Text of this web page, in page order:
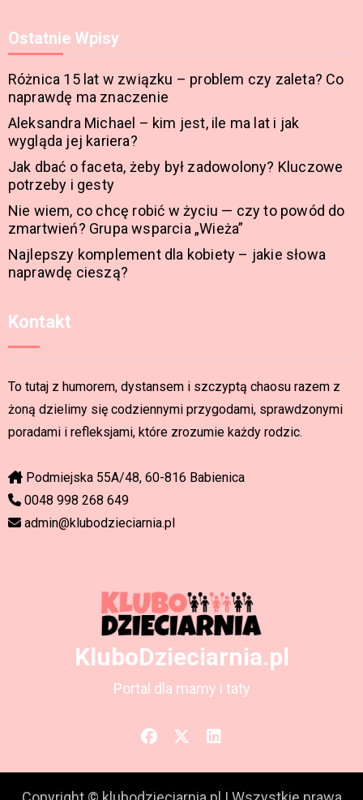
Ostatnie Wpisy
Różnica 15 lat w związku – problem czy zaleta? Co
naprawdę ma znaczenie
Aleksandra Michael – kim jest, ile ma lat i jak
wygląda jej kariera?
Jak dbać o faceta, żeby był zadowolony? Kluczowe
potrzeby i gesty
Nie wiem, co chcę robić w życiu — czy to powód do
zmartwień? Grupa wsparcia „Wieża”
Najlepszy komplement dla kobiety – jakie słowa
naprawdę cieszą?
Kontakt
To tutaj z humorem, dystansem i szczyptą chaosu razem z
żoną dzielimy się codziennymi przygodami, sprawdzonymi
poradami i refleksjami, które zrozumie każdy rodzic.
Podmiejska 55A/48, 60-816 Babienica
0048 998 268 649
admin@klubodzieciarnia.pl
KluboDzieciarnia.pl
Portal dla mamy i taty